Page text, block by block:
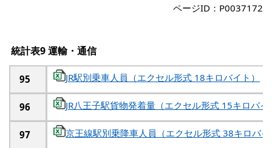
ページID：P0037172
統計表9 運輸・通信
95 JR駅別乗車人員（エクセル形式 18キロバイト）
96 JR八王子駅貨物発着量（エクセル形式 15キロバイ
97 京王線駅別乗降車人員（エクセル形式 38キロバ